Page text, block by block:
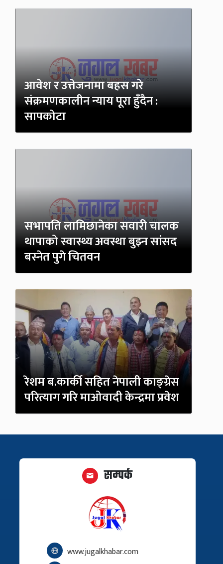
आवेश र उत्तेजनामा बहस गरे
संक्रमणकालीन न्याय पूरा हुँदैन :
सापकोटा
सभापति लामिछानेका सवारी चालक
थापाको स्वास्थ्य अवस्था बुझ्न सांसद
बस्नेत पुगे चितवन
रेशम ब.कार्की सहित नेपाली काङ्ग्रेस
परित्याग गरि माओवादी केन्द्रमा प्रवेश
सम्पर्क
www.jugalkhabar.com